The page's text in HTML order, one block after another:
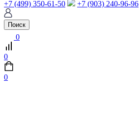
+7 (499) 350-61-50 +7 (903) 240-96-96
Поиск
0
0
0